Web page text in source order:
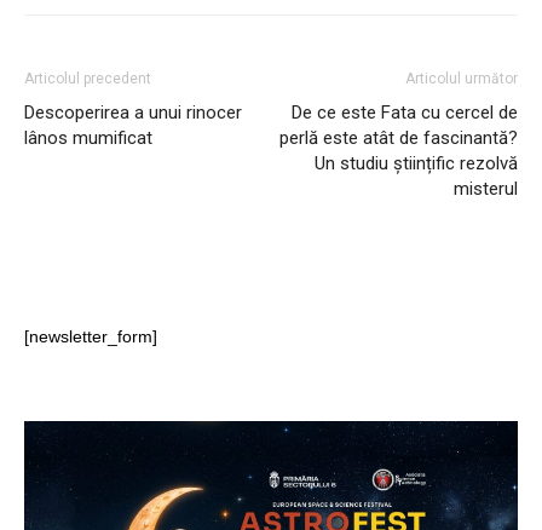
Articolul precedent
Descoperirea a unui rinocer
lânos mumificat
Articolul următor
De ce este Fata cu cercel de
perlă este atât de fascinantă?
Un studiu științific rezolvă
misterul
[newsletter_form]